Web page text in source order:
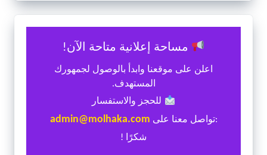
مساحة إعلانية متاحة الآن!
اعلن على موقعنا وابدأ بالوصول لجمهورك
المستهدف.
للحجز والاستفسار
:تواصل معنا على admin@molhaka.com
شكرًا !